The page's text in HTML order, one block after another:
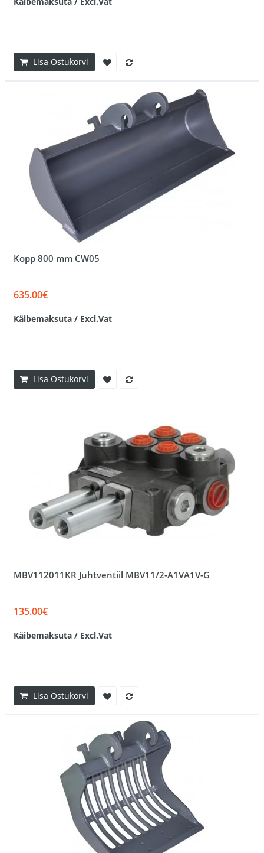
Lisa Ostukorvi
Kopp 800 mm CW05
635.00€
Käibemaksuta / Excl.Vat
Lisa Ostukorvi
MBV112011KR Juhtventiil MBV11/2-A1VA1V-G
135.00€
Käibemaksuta / Excl.Vat
Lisa Ostukorvi